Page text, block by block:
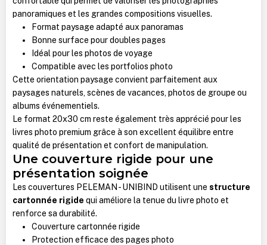
panoramiques et les grandes compositions visuelles.
Format paysage adapté aux panoramas
Bonne surface pour doubles pages
Idéal pour les photos de voyage
Compatible avec les portfolios photo
Cette orientation paysage convient parfaitement aux
paysages naturels, scènes de vacances, photos de groupe ou
albums événementiels.
Le format 20x30 cm reste également très apprécié pour les
livres photo premium grâce à son excellent équilibre entre
qualité de présentation et confort de manipulation.
Une couverture rigide pour une
présentation soignée
Les couvertures PELEMAN - UNIBIND utilisent une structure
cartonnée rigide qui améliore la tenue du livre photo et
renforce sa durabilité.
Couverture cartonnée rigide
Protection efficace des pages photo